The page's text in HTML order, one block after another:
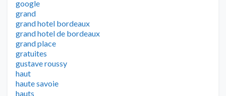
google
grand
grand hotel bordeaux
grand hotel de bordeaux
grand place
gratuites
gustave roussy
haut
haute savoie
hauts